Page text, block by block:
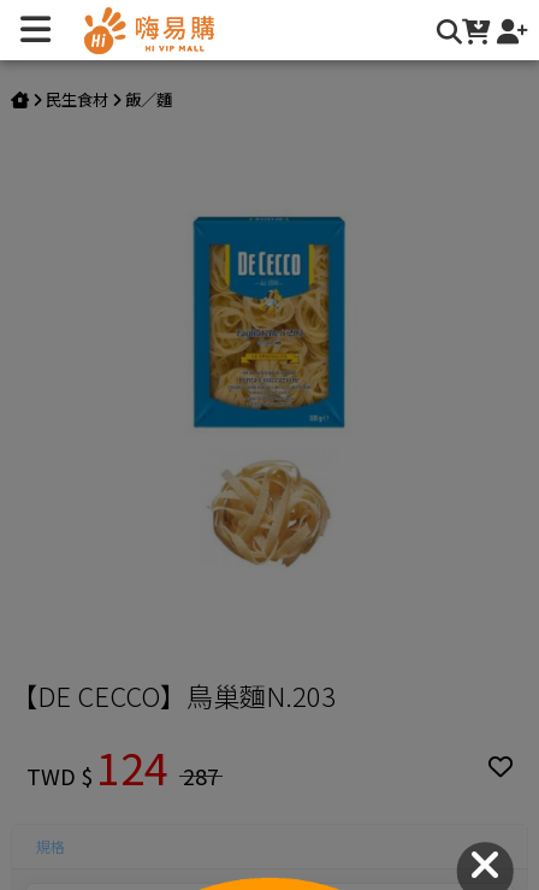
【DE CECCO】鳥巢麵N.203 | 嗨易購
民生食材 飯／麵
【DE CECCO】鳥巢麵N.203
TWD $ 124 287
規格